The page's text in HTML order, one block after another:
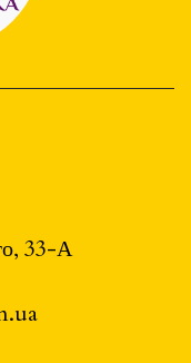
33-А